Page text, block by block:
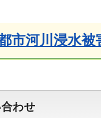
市河川浸水
わせ